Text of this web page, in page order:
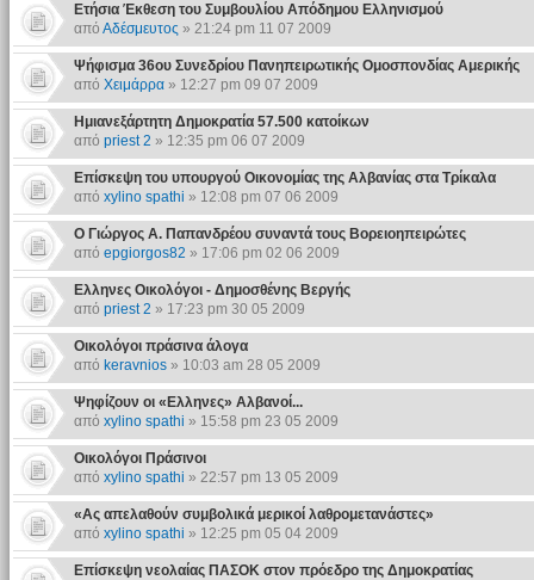
Ετήσια Έκθεση του Συμβουλίου Απόδημου Ελληνισμού
από Αδέσμευτος » 21:24 pm 11 07 2009
Ψήφισμα 36ου Συνεδρίου Πανηπειρωτικής Ομοσπονδίας Αμερικής
από Χειμάρρα» 12:27 pm 09 07 2009
Ημιανεξάρτητη Δημοκρατία 57.500 κατοίκων
από priest 2 » 12:35 pm 06 07 2009
Επίσκεψη του υπουργού Οικονομίας της Αλβανίας στα Τρίκαλα
από xylino spathi » 12:08 pm 07 06 2009
Ο Γιώργος Α. Παπανδρέου συναντά τους Βορειοηπειρώτες
από epgiorgos82 » 17:06 pm 02 06 2009
Ελληνες Οικολόγοι - Δημοσθένης Βεργής
από priest 2 » 17:23 pm 30 05 2009
Οικολόγοι πράσινα άλογα
από keravnios» 10:03 am 28 05 2009
Ψηφίζουν οι «Ελληνες» Αλβανοί...
από xylino spathi » 15:58 pm 23 05 2009
Οικολόγοι Πράσινοι
από xylino spathi » 22:57 pm 13 05 2009
«Ας απελαθούν συμβολικά μερικοί λαθρομετανάστες»
από xylino spathi » 12:25 pm 05 04 2009
Επίσκεψη νεολαίας ΠΑΣΟΚ στον πρόεδρο της Δημοκρατίας